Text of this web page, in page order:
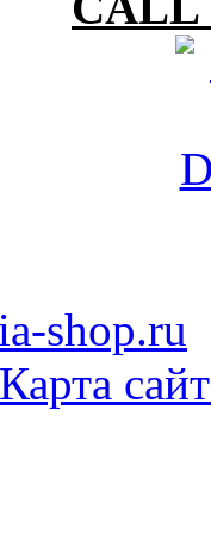
shop.ru
Карта